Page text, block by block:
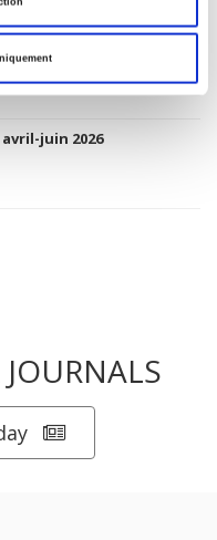
juin 2026